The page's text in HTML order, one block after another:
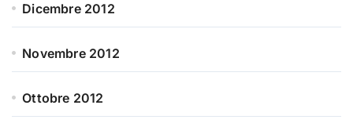
Dicembre 2012
Novembre 2012
Ottobre 2012